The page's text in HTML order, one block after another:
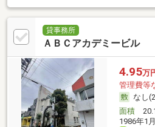
貸事務所
ＡＢＣアカデミービル
4.95万
管理費等
なし
面積
1986年1